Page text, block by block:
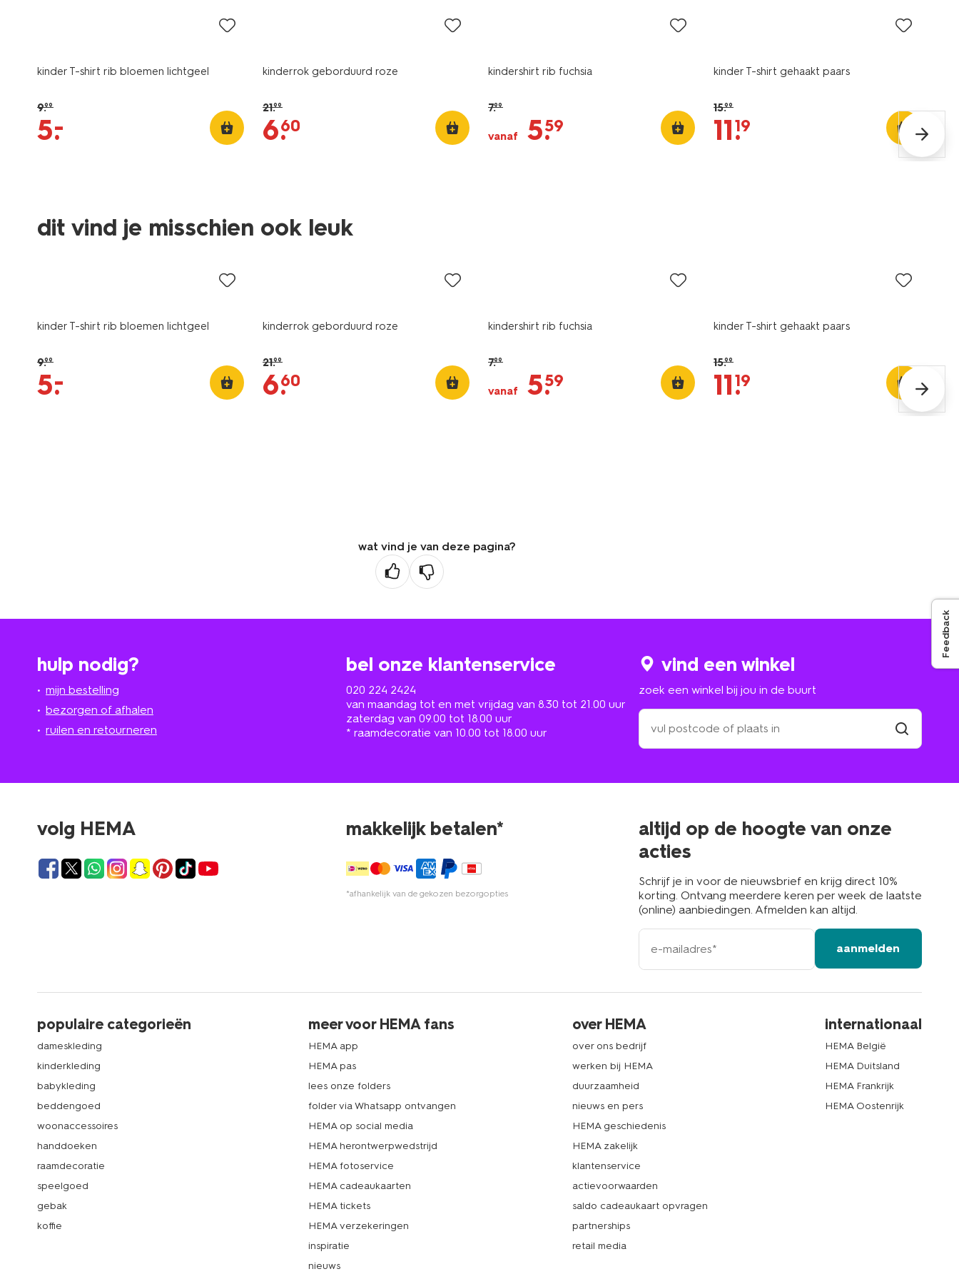
kinder T-shirt rib bloemen lichtgeel
9.99
5.
–
kinderrok geborduurd roze
21.99
6.
60
kindershirt rib fuchsia
7.99
vanaf 5.
59
kinder T-shirt gehaakt paars
15.99
11.
19
dit vind je misschien ook leuk
kinder T-shirt rib bloemen lichtgeel
9.99
5.
–
kinderrok geborduurd roze
21.99
6.
60
kindershirt rib fuchsia
7.99
vanaf 5.
59
kinder T-shirt gehaakt paars
15.99
11.
19
wat vind je van deze pagina?
hulp nodig?
mijn bestelling
bezorgen of afhalen
ruilen en retourneren
bel onze klantenservice
020 224 2424
van maandag tot en met vrijdag van 8.30 tot 21.00 uur
zaterdag van 09.00 tot 18.00 uur
* raamdecoratie van 10.00 tot 18.00 uur
vind een winkel
zoek een winkel bij jou in de buurt
zoek
een
winkel
in
volg HEMA makkelijk betalen*
*afhankelijk van de gekozen bezorgopties
altijd op de hoogte van onze
acties
Schrijf je in voor de nieuwsbrief en krijg direct 10%
korting. Ontvang meerdere keren per week de laatste
(online) aanbiedingen. Afmelden kan altijd.
e-
mailadres
aanmelden
populaire categorieën
dameskleding
kinderkleding
babykleding
beddengoed
woonaccessoires
handdoeken
raamdecoratie
speelgoed
gebak
koffie
meer voor HEMA fans
HEMA app
HEMA pas
lees onze folders
folder via Whatsapp ontvangen
HEMA op social media
HEMA herontwerpwedstrijd
HEMA fotoservice
HEMA cadeaukaarten
HEMA tickets
HEMA verzekeringen
inspiratie
nieuws
over HEMA
over ons bedrijf
werken bij HEMA
duurzaamheid
nieuws en pers
HEMA geschiedenis
HEMA zakelijk
klantenservice
actievoorwaarden
saldo cadeaukaart opvragen
partnerships
retail media
internationaal
HEMA België
HEMA Duitsland
HEMA Frankrijk
HEMA Oostenrijk
Feedback